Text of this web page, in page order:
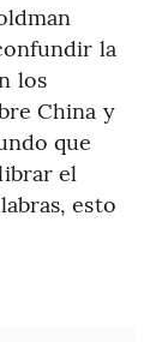
la
los
China y
que
el
esto